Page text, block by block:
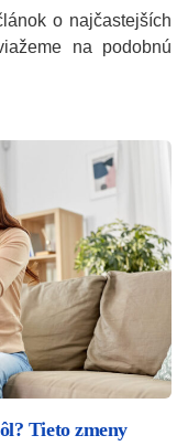
o najčastejších
na podobnú
Tieto zmeny